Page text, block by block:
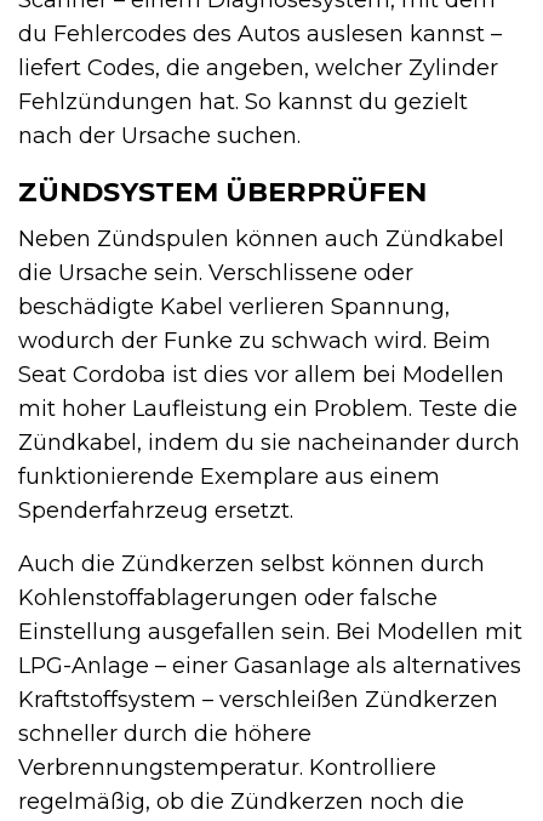
du Fehlercodes des Autos auslesen kannst –
liefert Codes, die angeben, welcher Zylinder
Fehlzündungen hat. So kannst du gezielt
nach der Ursache suchen.
ZÜNDSYSTEM ÜBERPRÜFEN
Neben Zündspulen können auch Zündkabel
die Ursache sein. Verschlissene oder
beschädigte Kabel verlieren Spannung,
wodurch der Funke zu schwach wird. Beim
Seat Cordoba ist dies vor allem bei Modellen
mit hoher Laufleistung ein Problem. Teste die
Zündkabel, indem du sie nacheinander durch
funktionierende Exemplare aus einem
Spenderfahrzeug ersetzt.
Auch die Zündkerzen selbst können durch
Kohlenstoffablagerungen oder falsche
Einstellung ausgefallen sein. Bei Modellen mit
LPG-Anlage – einer Gasanlage als alternatives
Kraftstoffsystem – verschleißen Zündkerzen
schneller durch die höhere
Verbrennungstemperatur. Kontrolliere
regelmäßig, ob die Zündkerzen noch die